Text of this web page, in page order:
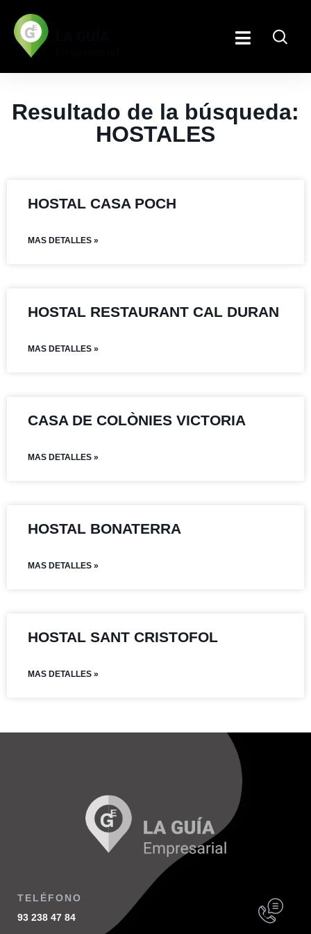
Resultado de la búsqueda:
HOSTALES
HOSTAL CASA POCH
MAS DETALLES »
HOSTAL RESTAURANT CAL DURAN
MAS DETALLES »
CASA DE COLÒNIES VICTORIA
MAS DETALLES »
HOSTAL BONATERRA
MAS DETALLES »
HOSTAL SANT CRISTOFOL
MAS DETALLES »
TELÉFONO
93 238 47 84